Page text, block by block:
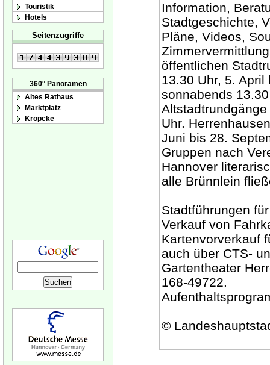
Touristik
Hotels
Seitenzugriffe
360° Panoramen
Altes Rathaus
Marktplatz
Kröpcke
Information,
Stadtgeschichte,
Pläne, Videos,
öffentlichen
13.30 Uhr, 5.
sonnabends
Uhr.
Juni bis 28.
Gruppen nach
Hannover
alle Brünnlein
Stadtführungen
Verkauf von
Kartenvorverkauf
auch über CTS-
Gartentheater
168-49722.
©